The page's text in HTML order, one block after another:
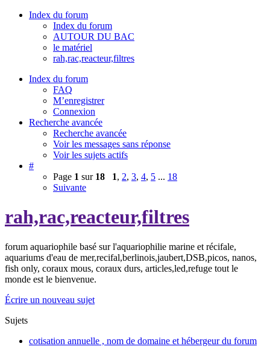
Index du forum
Index du forum
AUTOUR DU BAC
le matériel
rah,rac,reacteur,filtres
Index du forum
FAQ
M’enregistrer
Connexion
Recherche avancée
Recherche avancée
Voir les messages sans réponse
Voir les sujets actifs
#
Page 1 sur 18 1, 2, 3, 4, 5 ... 18
Suivante
rah,rac,reacteur,filtres
forum aquariophile basé sur l'aquariophilie marine et récifale,
aquariums d'eau de mer,recifal,berlinois,jaubert,DSB,picos, nanos,
fish only, coraux mous, coraux durs, articles,led,refuge tout le
monde est le bienvenue.
Écrire un nouveau sujet
Sujets
cotisation annuelle , nom de domaine et hébergeur du forum